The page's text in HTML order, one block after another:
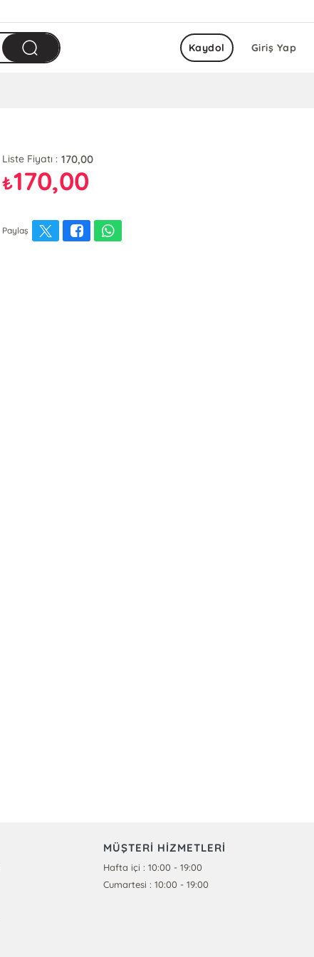
Giriş Yap
Kaydol
Liste Fiyatı : 170,00
₺170,00
Paylaş
MÜŞTERİ HİZMETLERİ
Hafta içi : 10:00 - 19:00
Cumartesi : 10:00 - 19:00